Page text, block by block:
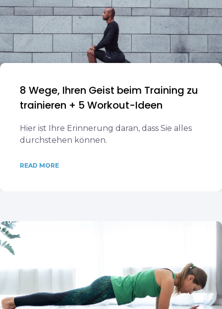
8 Wege, Ihren Geist beim Training zu
trainieren + 5 Workout-Ideen
Hier ist Ihre Erinnerung daran, dass Sie alles
durchstehen können.
READ MORE